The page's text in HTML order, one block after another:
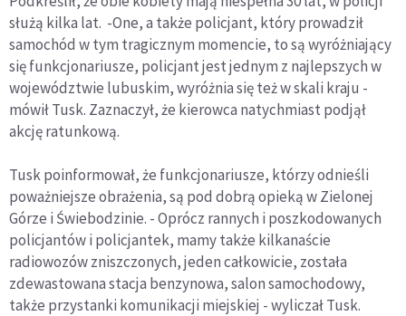
służą kilka lat. -One, a także policjant, który prowadził
samochód w tym tragicznym momencie, to są wyróżniający
się funkcjonariusze, policjant jest jednym z najlepszych w
województwie lubuskim, wyróżnia się też w skali kraju -
mówił Tusk. Zaznaczył, że kierowca natychmiast podjął
akcję ratunkową.
Tusk poinformował, że funkcjonariusze, którzy odnieśli
poważniejsze obrażenia, są pod dobrą opieką w Zielonej
Górze i Świebodzinie. - Oprócz rannych i poszkodowanych
policjantów i policjantek, mamy także kilkanaście
radiowozów zniszczonych, jeden całkowicie, została
zdewastowana stacja benzynowa, salon samochodowy,
także przystanki komunikacji miejskiej - wyliczał Tusk.